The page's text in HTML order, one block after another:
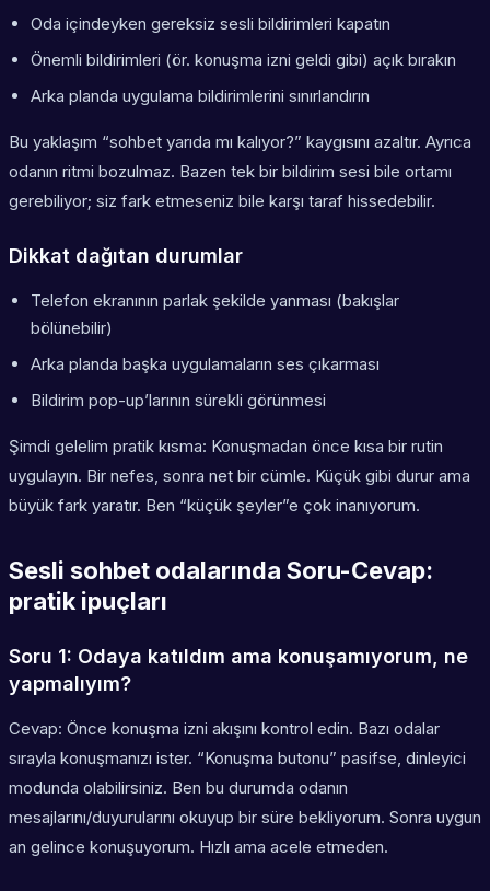
Oda içindeyken gereksiz sesli bildirimleri kapatın
Önemli bildirimleri (ör. konuşma izni geldi gibi) açık bırakın
Arka planda uygulama bildirimlerini sınırlandırın
Bu yaklaşım “sohbet yarıda mı kalıyor?” kaygısını azaltır. Ayrıca
odanın ritmi bozulmaz. Bazen tek bir bildirim sesi bile ortamı
gerebiliyor; siz fark etmeseniz bile karşı taraf hissedebilir.
Dikkat dağıtan durumlar
Telefon ekranının parlak şekilde yanması (bakışlar
bölünebilir)
Arka planda başka uygulamaların ses çıkarması
Bildirim pop-up’larının sürekli görünmesi
Şimdi gelelim pratik kısma: Konuşmadan önce kısa bir rutin
uygulayın. Bir nefes, sonra net bir cümle. Küçük gibi durur ama
büyük fark yaratır. Ben “küçük şeyler”e çok inanıyorum.
Sesli sohbet odalarında Soru-Cevap:
pratik ipuçları
Soru 1: Odaya katıldım ama konuşamıyorum, ne
yapmalıyım?
Cevap: Önce konuşma izni akışını kontrol edin. Bazı odalar
sırayla konuşmanızı ister. “Konuşma butonu” pasifse, dinleyici
modunda olabilirsiniz. Ben bu durumda odanın
mesajlarını/duyurularını okuyup bir süre bekliyorum. Sonra uygun
an gelince konuşuyorum. Hızlı ama acele etmeden.